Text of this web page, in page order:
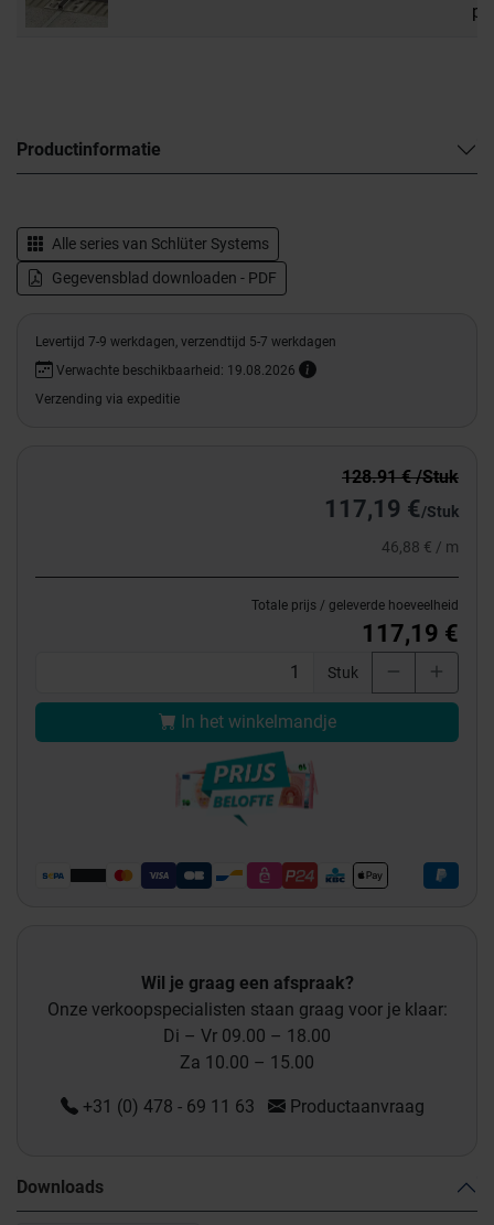
Productinformatie
Alle series van Schlüter Systems
Gegevensblad downloaden - PDF
Levertijd 7-9 werkdagen, verzendtijd 5-7 werkdagen
Verwachte beschikbaarheid: 19.08.2026
Verzending via expeditie
128.91 € /Stuk
117,19 €/Stuk
46,88 € / m
Totale prijs / geleverde hoeveelheid
117,19 €
Stuk
In het winkelmandje
Wil je graag een afspraak?
Onze verkoopspecialisten staan graag voor je klaar:
Di – Vr 09.00 – 18.00
Za 10.00 – 15.00
+31 (0) 478 - 69 11 63 Productaanvraag
Downloads